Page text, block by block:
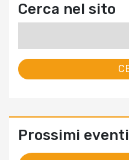
Cerca nel sito
Prossimi eventi